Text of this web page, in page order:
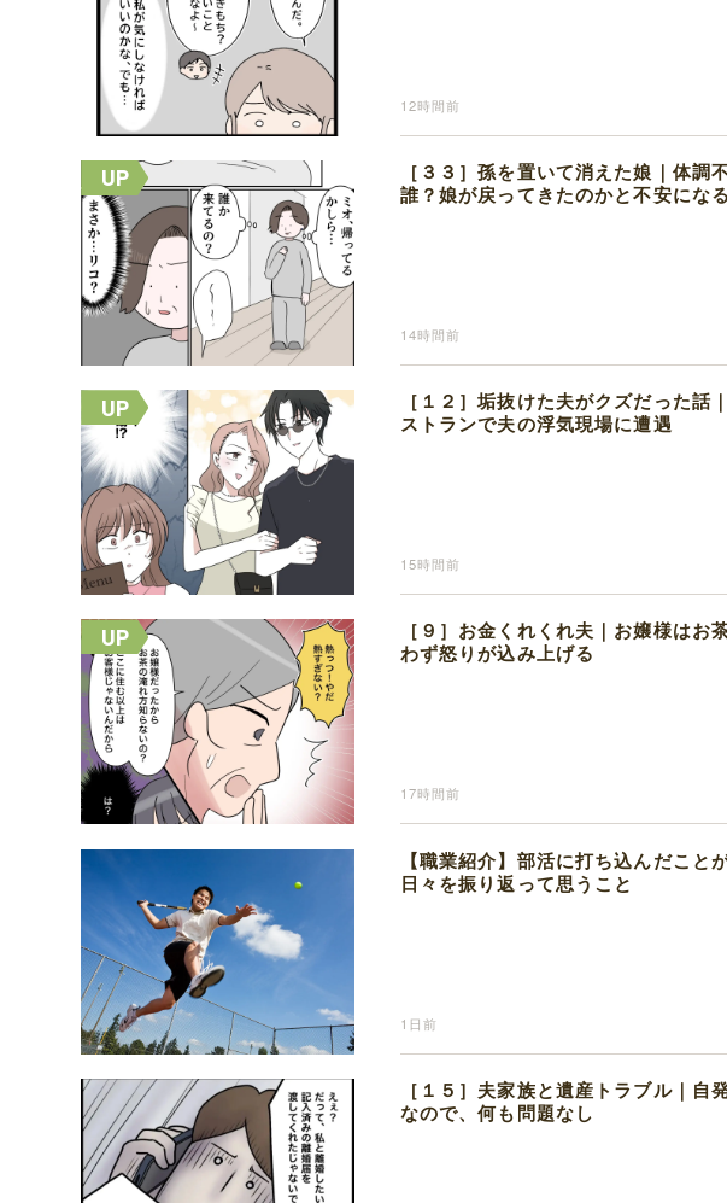
12時間前
［３３］孫を置いて消えた娘｜体
誰？娘が戻ってきたのかと不安になる
14時間前
［１２］垢抜けた夫がクズだった
ストランで夫の浮気現場に遭遇
15時間前
［９］お金くれくれ夫｜お嬢様は
わず怒りが込み上げる
17時間前
【職業紹介】部活に打ち込んだこ
日々を振り返って思うこと
1日前
［１５］夫家族と遺産トラブル｜
なので、何も問題なし